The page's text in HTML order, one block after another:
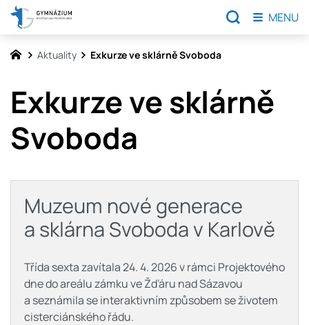
Aktuality Exkurze ve sklárně Svoboda
Exkurze ve sklárně
Svoboda
Muzeum nové generace
a sklárna Svoboda v Karlově
Třída sexta zavítala 24. 4. 2026 v rámci Projektového
dne do areálu zámku ve Žďáru nad Sázavou
a seznámila se interaktivním způsobem se životem
cisterciánského řádu.
MENU